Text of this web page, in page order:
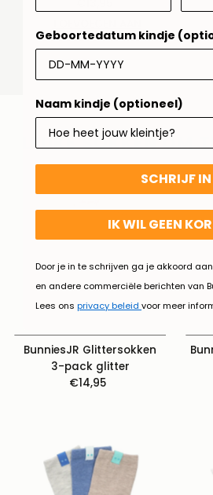
WINKELMANDJE
LEUKE SOKKEN OM
BunniesJR Glittersokken
3-pack glitter
Normale
€14,95
Geboortedatum kindje
Naam kindje (optioneel)
SCHRIJF IN
IK WIL GEEN
Door je in te schrijven ga je akkoord
en andere commerciële berichten van
Lees ons privacy beleid voor meer